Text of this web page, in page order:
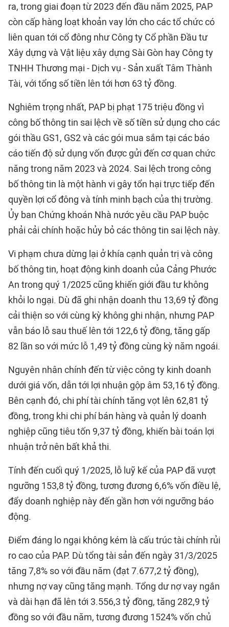
ra, trong giai đoạn từ 2023 đến đầu năm 2025, PAP
còn cấp hàng loạt khoản vay lớn cho các tổ chức có
liên quan tới cổ đông như Công ty Cổ phần Đầu tư
Xây dựng và Vật liệu xây dựng Sài Gòn hay Công ty
TNHH Thương mại - Dịch vụ - Sản xuất Tâm Thành
Tài, với tổng số tiền lên tới hơn 63 tỷ đồng.
Nghiêm trọng nhất, PAP bị phạt 175 triệu đồng vì
công bố thông tin sai lệch về số tiền sử dụng cho các
gói thầu GS1, GS2 và các gói mua sắm tại các báo
cáo tiến độ sử dụng vốn được gửi đến cơ quan chức
năng trong năm 2023 và 2024. Sai lệch trong công
bố thông tin là một hành vi gây tổn hại trực tiếp đến
quyền lợi cổ đông và tính minh bạch của thị trường.
Ủy ban Chứng khoán Nhà nước yêu cầu PAP buộc
phải cải chính hoặc hủy bỏ các thông tin sai lệch này.
Vi phạm chưa dừng lại ở khía cạnh quản trị và công
bố thông tin, hoạt động kinh doanh của Cảng Phước
An trong quý 1/2025 cũng khiến giới đầu tư không
khỏi lo ngại. Dù đã ghi nhận doanh thu 13,69 tỷ đồng
cải thiện so với cùng kỳ không ghi nhận, nhưng PAP
vẫn báo lỗ sau thuế lên tới 122,6 tỷ đồng, tăng gấp
82 lần so với mức lỗ 1,49 tỷ đồng cùng kỳ năm ngoái.
Nguyên nhân chính đến từ việc công ty kinh doanh
dưới giá vốn, dẫn tới lợi nhuận gộp âm 53,16 tỷ đồng.
Bên cạnh đó, chi phí tài chính tăng vọt lên 62,81 tỷ
đồng, trong khi chi phí bán hàng và quản lý doanh
nghiệp cũng tiêu tốn 9,37 tỷ đồng, khiến bài toán lợi
nhuận trở nên bất khả thi.
Tính đến cuối quý 1/2025, lỗ luỹ kế của PAP đã vượt
ngưỡng 153,8 tỷ đồng, tương đương 6,6% vốn điều lệ,
đẩy doanh nghiệp này đến gần hơn với ngưỡng báo
động.
Điểm đáng lo ngại không kém là cấu trúc tài chính rủi
ro cao của PAP. Dù tổng tài sản đến ngày 31/3/2025
tăng 7,8% so với đầu năm (đạt 7.677,2 tỷ đồng),
nhưng nợ vay cũng tăng mạnh. Tổng dư nợ vay ngắn
và dài hạn đã lên tới 3.556,3 tỷ đồng, tăng 282,9 tỷ
đồng so với đầu năm, tương đương 1524% vốn chủ